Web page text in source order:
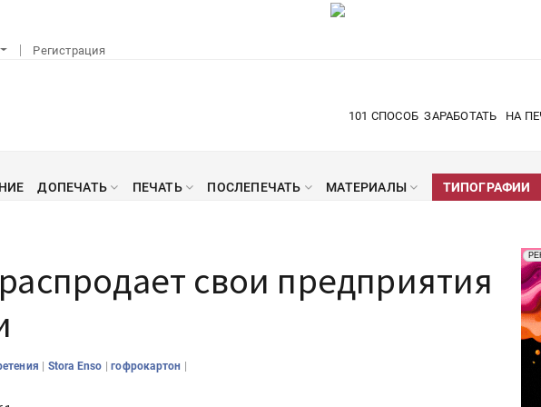
Регистрация
101 СПОСОБ ЗАРАБОТАТЬ НА
ДОПЕЧАТЬ ПЕЧАТЬ ПОСЛЕПЕЧАТЬ МАТЕРИАЛЫ ТИПОГРАФИИ
свои предприятия
| Stora Enso |гофрокартон |